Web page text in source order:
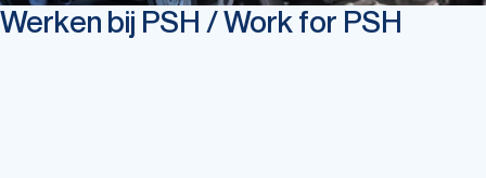
Werken bij PSH / Work for PSH